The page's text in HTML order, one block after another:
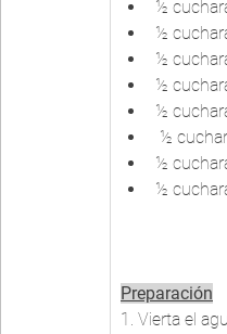
½
½
½
½
½
½
½
½
Preparación
1. Vierta el